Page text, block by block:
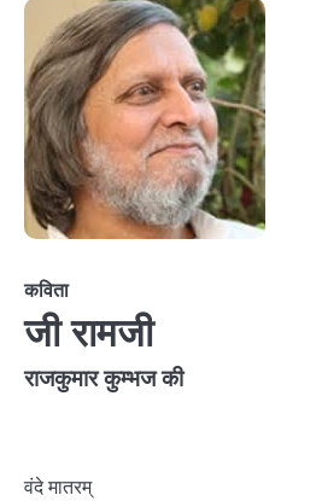
कविता
जी रामजी
राजकुमार कुम्भज की
वंदे मातरम्